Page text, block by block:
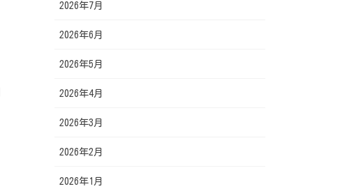
2026年7月
2026年6月
2026年5月
2026年4月
2026年3月
2026年2月
2026年1月